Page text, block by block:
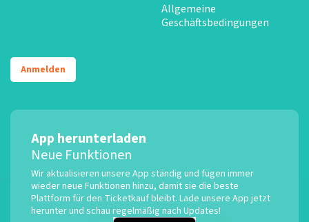
Allgemeine
Geschäftsbedingungen
Anmelden
App herunterladen
Neue Funktionen
Wir aktualisieren unsere App ständig und fügen immer
wieder neue Funktionen hinzu, damit sie die beste
Plattform für den Ticketkauf bleibt. Lade unsere App jetzt
herunter und schau regelmäßig nach Updates!